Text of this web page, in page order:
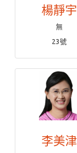
楊靜宇
無
23號
李美津